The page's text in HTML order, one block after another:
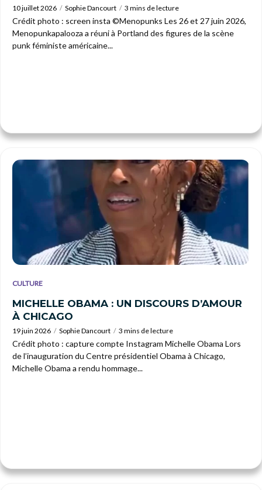
10 juillet 2026 Sophie Dancourt 3 mins de lecture
Crédit photo : screen insta ©Menopunks Les 26 et 27 juin 2026,
Menopunkapalooza a réuni à Portland des figures de la scène
punk féministe américaine...
CULTURE
MICHELLE OBAMA : UN DISCOURS D’AMOUR
À CHICAGO
19 juin 2026 Sophie Dancourt 3 mins de lecture
Crédit photo : capture compte Instagram Michelle Obama Lors
de l’inauguration du Centre présidentiel Obama à Chicago,
Michelle Obama a rendu hommage...